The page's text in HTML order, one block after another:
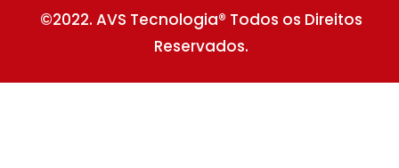
©2022. AVS Tecnologia® Todos os Direitos
Reservados.